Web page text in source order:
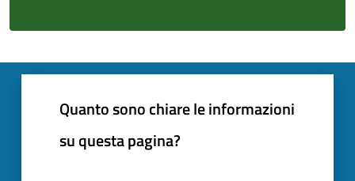
Quanto sono chiare le informazioni
su questa pagina?